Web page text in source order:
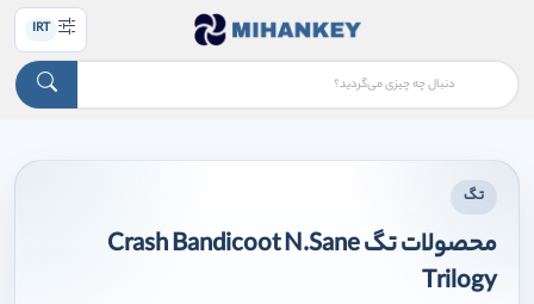
IRT
تگ
محصولات تگ Crash Bandicoot N.Sane
Trilogy